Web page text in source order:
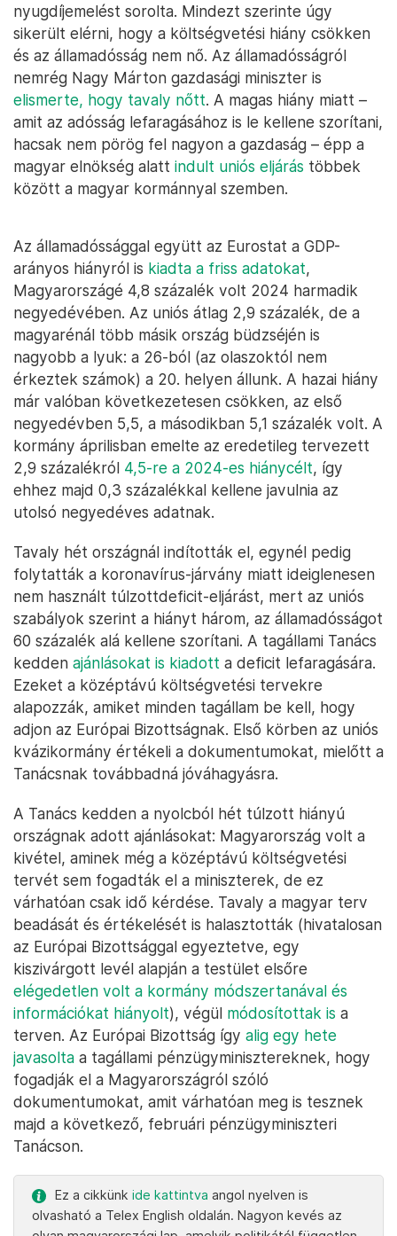
nyugdíjemelést sorolta. Mindezt szerinte úgy
sikerült elérni, hogy a költségvetési hiány csökken
és az államadósság nem nő. Az államadósságról
nemrég Nagy Márton gazdasági miniszter is
elismerte, hogy tavaly nőtt. A magas hiány miatt –
amit az adósság lefaragásához is le kellene szorítani,
hacsak nem pörög fel nagyon a gazdaság – épp a
magyar elnökség alatt indult uniós eljárás többek
között a magyar kormánnyal szemben.
Az államadóssággal együtt az Eurostat a GDP-
arányos hiányról is kiadta a friss adatokat,
Magyarországé 4,8 százalék volt 2024 harmadik
negyedévében. Az uniós átlag 2,9 százalék, de a
magyarénál több másik ország büdzséjén is
nagyobb a lyuk: a 26-ból (az olaszoktól nem
érkeztek számok) a 20. helyen állunk. A hazai hiány
már valóban következetesen csökken, az első
negyedévben 5,5, a másodikban 5,1 százalék volt. A
kormány áprilisban emelte az eredetileg tervezett
2,9 százalékról 4,5-re a 2024-es hiánycélt, így
ehhez majd 0,3 százalékkal kellene javulnia az
utolsó negyedéves adatnak.
Tavaly hét országnál indították el, egynél pedig
folytatták a koronavírus-járvány miatt ideiglenesen
nem használt túlzottdeficit-eljárást, mert az uniós
szabályok szerint a hiányt három, az államadósságot
60 százalék alá kellene szorítani. A tagállami Tanács
kedden ajánlásokat is kiadott a deficit lefaragására.
Ezeket a középtávú költségvetési tervekre
alapozzák, amiket minden tagállam be kell, hogy
adjon az Európai Bizottságnak. Első körben az uniós
kvázikormány értékeli a dokumentumokat, mielőtt a
Tanácsnak továbbadná jóváhagyásra.
A Tanács kedden a nyolcból hét túlzott hiányú
országnak adott ajánlásokat: Magyarország volt a
kivétel, aminek még a középtávú költségvetési
tervét sem fogadták el a miniszterek, de ez
várhatóan csak idő kérdése. Tavaly a magyar terv
beadását és értékelését is halasztották (hivatalosan
az Európai Bizottsággal egyeztetve, egy
kiszivárgott levél alapján a testület elsőre
elégedetlen volt a kormány módszertanával és
információkat hiányolt), végül módosítottak is a
terven. Az Európai Bizottság így alig egy hete
javasolta a tagállami pénzügyminisztereknek, hogy
fogadják el a Magyarországról szóló
dokumentumokat, amit várhatóan meg is tesznek
majd a következő, februári pénzügyminiszteri
Tanácson.
Ez a cikkünk ide kattintva angol nyelven is
olvasható a Telex English oldalán. Nagyon kevés az